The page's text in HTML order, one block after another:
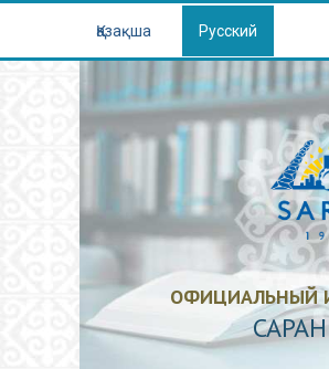
Қазақша Русский
ОФИЦИАЛЬНЫЙ